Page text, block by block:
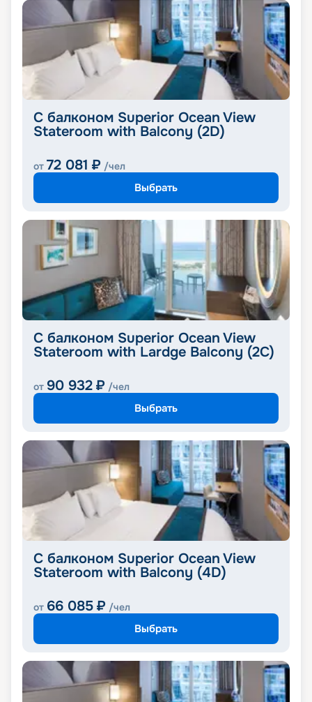
С балконом Superior Ocean View
Stateroom with Balcony (2D)
от 72 081 ₽ /чел
Выбрать
С балконом Superior Ocean View
Stateroom with Lardge Balcony (2C)
от 90 932 ₽ /чел
Выбрать
С балконом Superior Ocean View
Stateroom with Balcony (4D)
от 66 085 ₽ /чел
Выбрать